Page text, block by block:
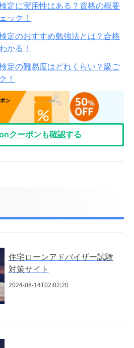
定に実用性はある？資格の概要
ック！
定のおすすめ勉強法とは？合格
かる！
定の難易度はどれくらい？級ご
！
クーポンも確認する
住宅ローンアドバイザー試験
対策サイト
2024-08-14T02:02:20